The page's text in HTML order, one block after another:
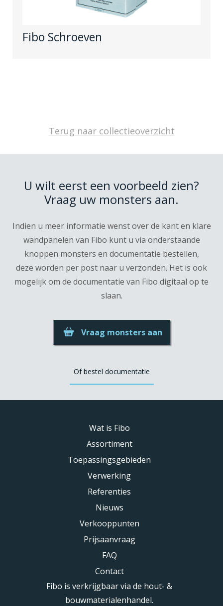
Fibo Schroeven
Terug naar collectieoverzicht
U wilt eerst een voorbeeld zien?
Vraag uw monsters aan.
Indien u meer informatie wenst over de kant en klare
wandpanelen van Fibo kunt u via onderstaande
knoppen monsters en documentatie bestellen,
deze worden per post naar u verzonden. Het is ook
mogelijk om de documentatie van Fibo digitaal op te
slaan.
Vraag monsters aan
Of bestel documentatie
Wat is Fibo
Assortiment
Toepassingsgebieden
Verwerking
Referenties
Nieuws
Verkooppunten
Prijsaanvraag
FAQ
Contact
Fibo is verkrijgbaar via de hout- &
bouwmaterialenhandel.